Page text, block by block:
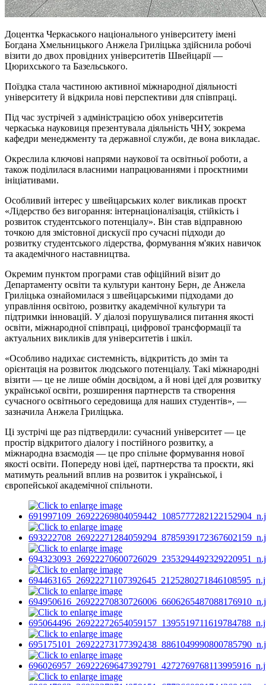
Доцентка Черкаського національного університету імені
Богдана Хмельницького Анжела Гриліцька здійснила робочі
візити до двох провідних університетів Швейцарії —
Цюрихського та Базельського.
Поїздка стала частиною активної міжнародної діяльності
університету й відкрила нові перспективи для співпраці.
Під час зустрічей з адміністрацією обох університетів
черкаська науковиця презентувала діяльність ЧНУ, зокрема
кафедри менеджменту та державної служби, де вона викладає.
Окреслила ключові напрями наукової та освітньої роботи, а
також поділилася власними напрацюваннями і проєктними
ініціативами.
Особливий інтерес у швейцарських колег викликав проєкт
«Лідерство без вигорання: інтернаціоналізація, стійкість і
розвиток студентського потенціалу». Він став відправною
точкою для змістовної дискусії про сучасні підходи до
розвитку студентського лідерства, формування м'яких навичок
та академічного наставництва.
Окремим пунктом програми став офіційний візит до
Департаменту освіти та культури кантону Берн, де Анжела
Гриліцька ознайомилася з швейцарськими підходами до
управління освітою, розвитку академічної культури та
підтримки інновацій. У діалозі порушувалися питання якості
освіти, міжнародної співпраці, цифрової трансформації та
актуальних викликів для університетів і шкіл.
«Особливо надихає системність, відкритість до змін та
орієнтація на розвиток людського потенціалу. Такі міжнародні
візити — це не лише обмін досвідом, а й нові ідеї для розвитку
української освіти, розширення партнерств та створення
сучасного освітнього середовища для наших студентів», —
зазначила Анжела Гриліцька.
Ці зустрічі ще раз підтвердили: сучасний університет — це
простір відкритого діалогу і постійного розвитку, а
міжнародна взаємодія — це про спільне формування нової
якості освіти. Попереду нові ідеї, партнерства та проєкти, які
матимуть реальний вплив на розвиток і української, і
європейської академічної спільноти.